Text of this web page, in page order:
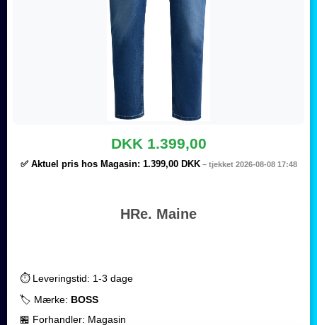
DKK 1.399,00
✅ Aktuel pris hos Magasin: 1.399,00 DKK– tjekket 2026-08-08 17:48
HRe. Maine
⏱️ Leveringstid: 1-3 dage
🏷️ Mærke: BOSS
🏪 Forhandler: Magasin